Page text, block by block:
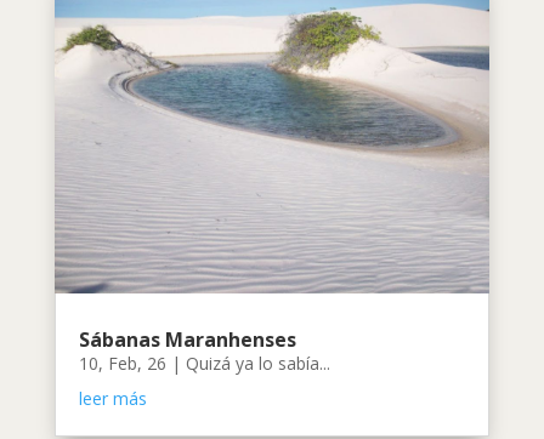
Sábanas Maranhenses
10, Feb, 26 | Quizá ya lo sabía...
leer más